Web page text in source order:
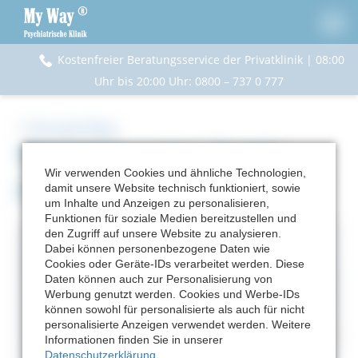
Kostenfreier Beratungsservice der Privatklinik | 08:00
Uhr bis 20:00 Uhr: 0800 – 737 0 777
Winterdepression: Dunkle
Jahreszeit, dunkle Gedanken?
Wir verwenden Cookies und ähnliche Technologien,
damit unsere Website technisch funktioniert, sowie
um Inhalte und Anzeigen zu personalisieren,
Funktionen für soziale Medien bereitzustellen und
den Zugriff auf unsere Website zu analysieren.
Dabei können personenbezogene Daten wie
Cookies oder Geräte-IDs verarbeitet werden. Diese
Daten können auch zur Personalisierung von
Werbung genutzt werden. Cookies und Werbe-IDs
können sowohl für personalisierte als auch für nicht
personalisierte Anzeigen verwendet werden. Weitere
Informationen finden Sie in unserer
Datenschutzerklärung.